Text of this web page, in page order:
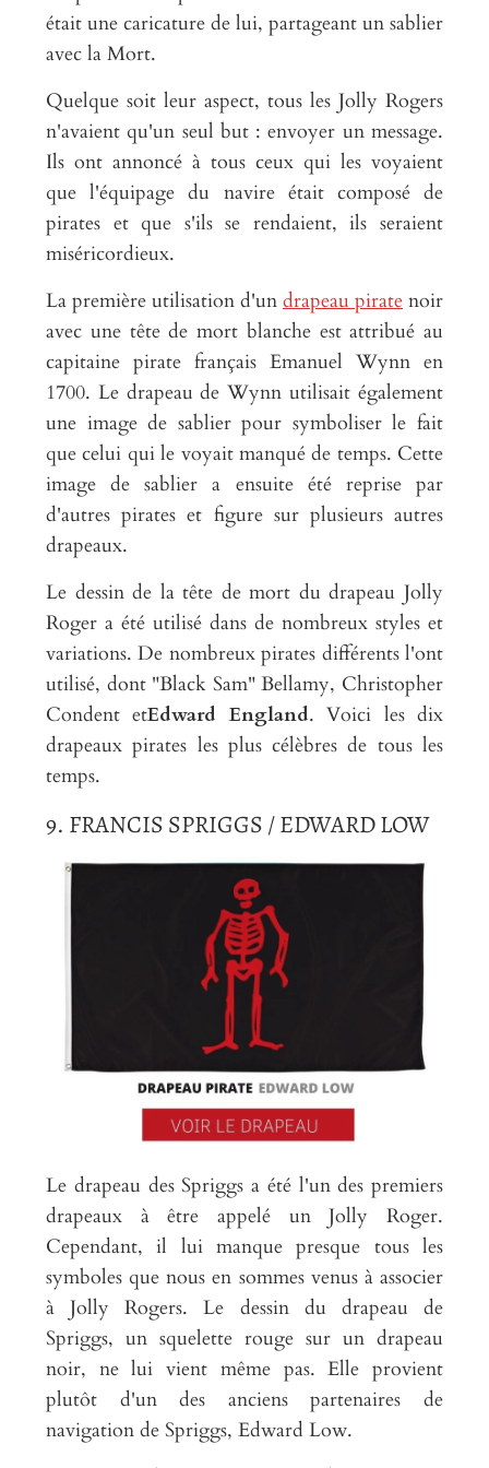
était une caricature de lui, partageant un sablier
avec la Mort.
Quelque soit leur aspect, tous les Jolly Rogers
n'avaient qu'un seul but : envoyer un message.
Ils ont annoncé à tous ceux qui les voyaient
que l'équipage du navire était composé de
pirates et que s'ils se rendaient, ils seraient
miséricordieux.
La première utilisation d'un drapeau pirate noir
avec une tête de mort blanche est attribué au
capitaine pirate français Emanuel Wynn en
1700. Le drapeau de Wynn utilisait également
une image de sablier pour symboliser le fait
que celui qui le voyait manqué de temps. Cette
image de sablier a ensuite été reprise par
d'autres pirates et figure sur plusieurs autres
drapeaux.
Le dessin de la tête de mort du drapeau Jolly
Roger a été utilisé dans de nombreux styles et
variations. De nombreux pirates différents l'ont
utilisé, dont "Black Sam" Bellamy, Christopher
Condent etEdward England. Voici les dix
drapeaux pirates les plus célèbres de tous les
temps.
9. FRANCIS SPRIGGS / EDWARD LOW
Le drapeau des Spriggs a été l'un des premiers
drapeaux à être appelé un Jolly Roger.
Cependant, il lui manque presque tous les
symboles que nous en sommes venus à associer
à Jolly Rogers. Le dessin du drapeau de
Spriggs, un squelette rouge sur un drapeau
noir, ne lui vient même pas. Elle provient
plutôt d'un des anciens partenaires de
navigation de Spriggs, Edward Low.